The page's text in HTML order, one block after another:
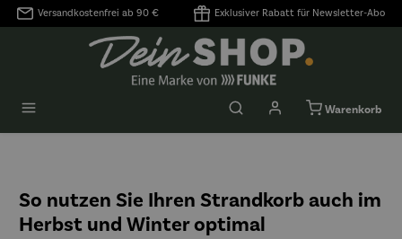
springen
Versandkostenfrei ab 90 € Exklusiver Rabatt für Newsletter-Abo
Warenkorb
So nutzen Sie Ihren Strandkorb auch im
Herbst und Winter optimal